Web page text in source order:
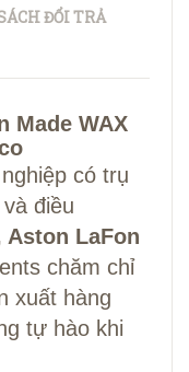
ĐỔI TRẢ
Made WAX
có trụ
điều
Aston LaFon
chăm chỉ
xuất hàng
tự hào khi